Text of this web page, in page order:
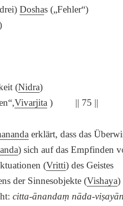
drei)Doshas („Fehler“)
(Nidra)
Vivarjita ) || 75 ||
erklärt, dass das
) sich auf das Empfinden
(Vritti) des Geistes
der Sinnesobjekte (Vishaya)
citta-ānandaṃ nāda-